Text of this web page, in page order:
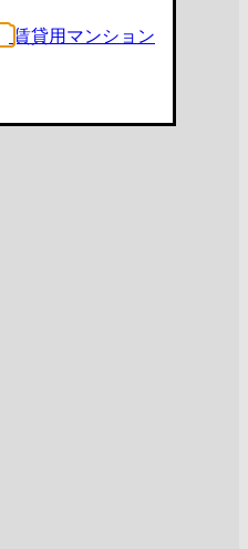
賃貸用マンション